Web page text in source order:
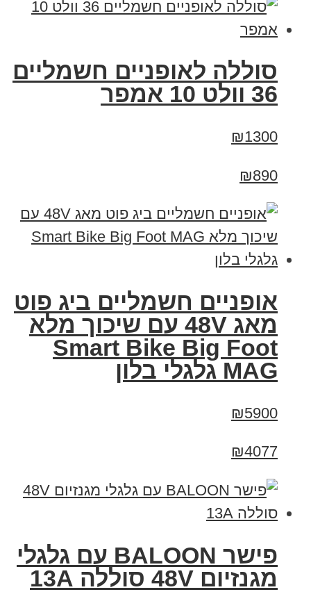
סוללה לאופניים חשמליים
36 וולט 10 אמפר
₪1300
₪890
אופניים חשמליים ביג פוט
מאג 48V עם שיכוך מלא
Smart Bike Big Foot
MAG גלגלי בלון
₪5900
₪4077
פישר BALOON עם גלגלי
מגנזיום 48V סוללה 13A